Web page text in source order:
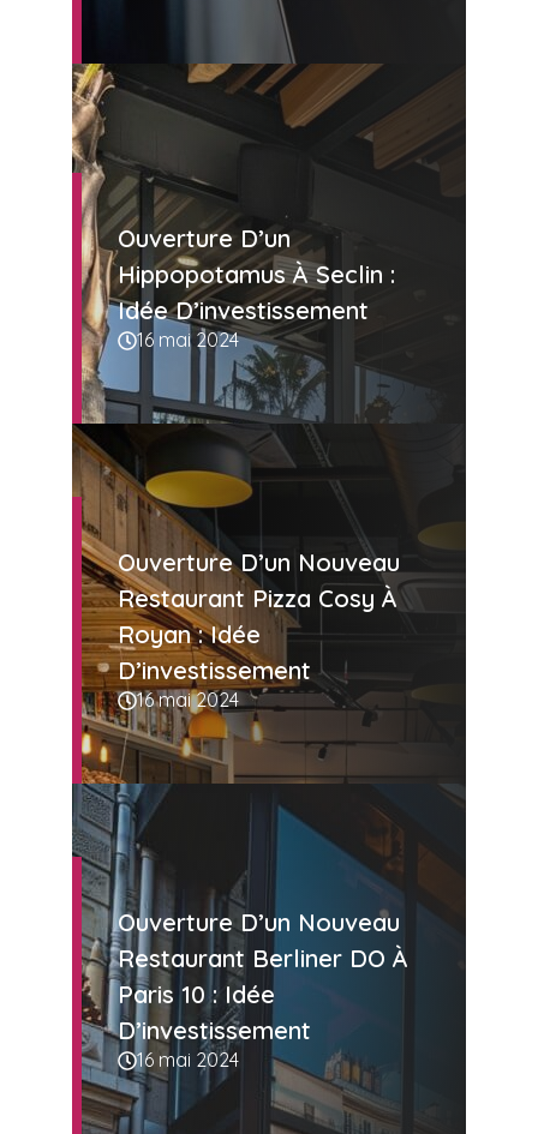
Ouverture D’un
Hippopotamus À Seclin :
Idée D’investissement
16 mai 2024
Ouverture D’un Nouveau
Restaurant Pizza Cosy À
Royan : Idée
D’investissement
16 mai 2024
Ouverture D’un Nouveau
Restaurant Berliner DO À
Paris 10 : Idée
D’investissement
16 mai 2024